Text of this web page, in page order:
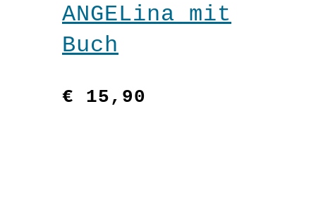
ANGELina mit
Buch
€ 15,90